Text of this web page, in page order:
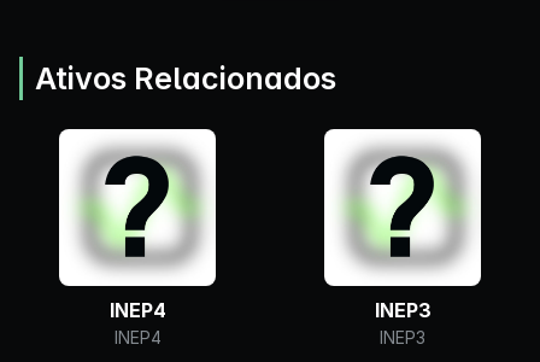
Ativos Relacionados
INEP4
INEP4
INEP3
INEP3